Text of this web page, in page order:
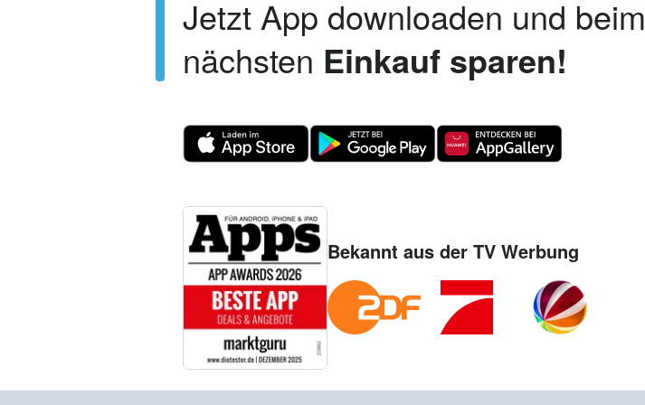
Jetzt App downloaden und beim
nächsten Einkauf sparen!
Bekannt aus der TV Werbung